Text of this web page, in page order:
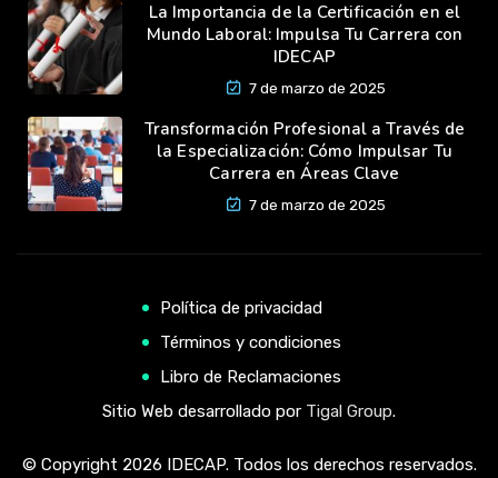
La Importancia de la Certificación en el
Mundo Laboral: Impulsa Tu Carrera con
IDECAP
7 de marzo de 2025
Transformación Profesional a Través de
la Especialización: Cómo Impulsar Tu
Carrera en Áreas Clave
7 de marzo de 2025
© Copyright 2026 IDECAP. Todos los derechos reservados.
Política de privacidad
Términos y condiciones
Libro de Reclamaciones
Sitio Web desarrollado por Tigal Group.